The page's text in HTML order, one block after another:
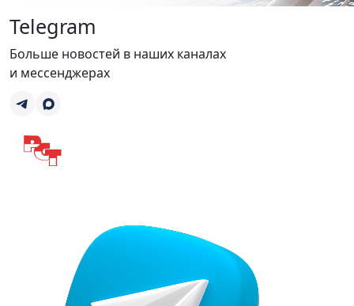
Telegram
Больше новостей в наших каналах
и мессенджерах